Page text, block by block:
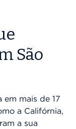
São
em mais de 17
a Califórnia,
a sua